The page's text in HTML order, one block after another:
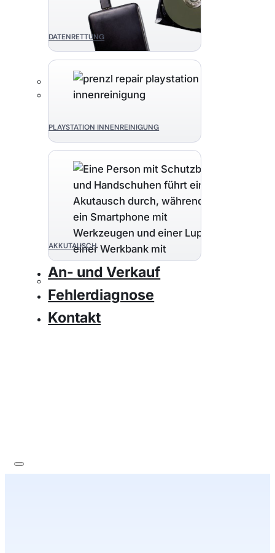
DATENRETTUNG
PLAYSTATION INNENREINIGUNG
AKKUTAUSCH
An- und Verkauf
Fehlerdiagnose
Kontakt